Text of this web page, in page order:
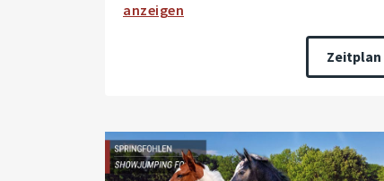
anzeigen
Zeitplan